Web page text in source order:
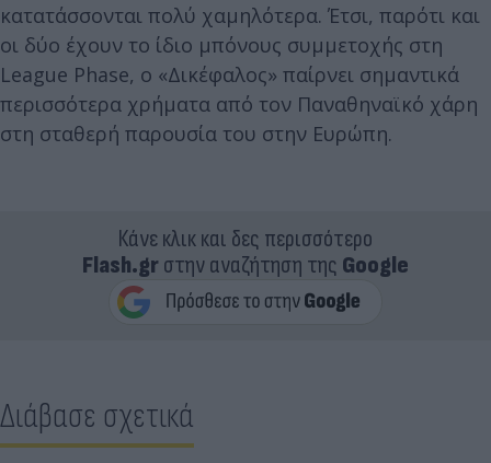
κατατάσσονται πολύ χαμηλότερα. Έτσι, παρότι και
οι δύο έχουν το ίδιο μπόνους συμμετοχής στη
League Phase, ο «Δικέφαλος» παίρνει σημαντικά
περισσότερα χρήματα από τον Παναθηναϊκό χάρη
στη σταθερή παρουσία του στην Ευρώπη.
Κάνε κλικ και δες περισσότερο
Flash.grστην αναζήτηση της Google
Διάβασε σχετικά